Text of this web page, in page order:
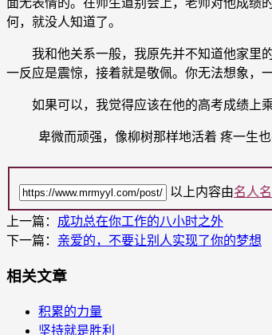
何，就没人知道了。
我和他关系一般，我原先并不知道他家里的
一反应是震惊，接着就是敬佩。你无法想象，
如果可以，我觉得应该在他的高考成绩上乘
卑微而顽强，像柳树那样地活着 疼一生
以上内容由名人
上一篇： 成功总在你工作的八小时之外
下一篇： 亲爱的，不要让别人实现了你的梦想
相关文章
积累的力量
坚持就是胜利